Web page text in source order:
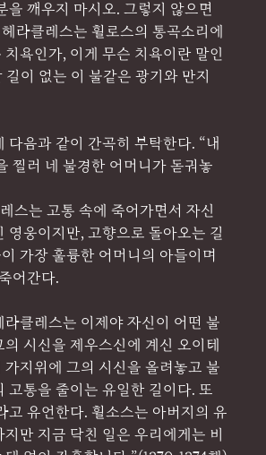
을 깨우지 마시오. 그렇지 않으면
라클레스는 휠로스의 통곡소리에
욕인가, 이게 무슨 치욕이란 말인
이 없는 이 불같은 광기와 만지
음과 같이 간곡히 부탁한다. “내
찔러 네 불경한 어머니가 돋궈놓
스는 고통 속에 죽어가면서 자신
영웅이지만, 고향으로 돌아오는 길
가장 훌륭한 어머니의 아들이며
어간다.
클레스는 이제야 자신이 어떤 불
시신을 제우스신에 계신 오이테
지위에 그의 시신을 올려놓고 불
통을 줄이는 유일한 길이다. 또
고 유언한다. 휠소스는 아버지의 유
만 지금 닥친 일은 우리에게는 비